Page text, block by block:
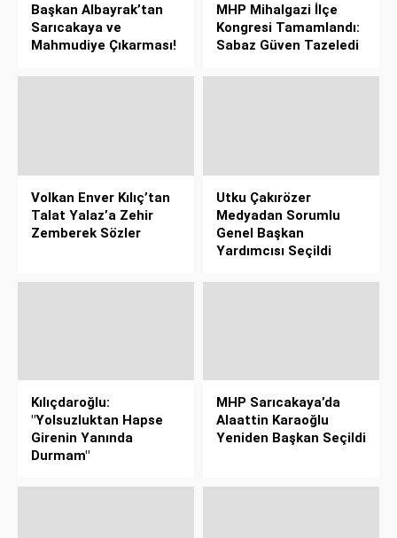
Başkan Albayrak’tan
Sarıcakaya ve
Mahmudiye Çıkarması!
MHP Mihalgazi İlçe
Kongresi Tamamlandı:
Sabaz Güven Tazeledi
Volkan Enver Kılıç’tan
Talat Yalaz’a Zehir
Zemberek Sözler
Utku Çakırözer
Medyadan Sorumlu
Genel Başkan
Yardımcısı Seçildi
Kılıçdaroğlu:
"Yolsuzluktan Hapse
Girenin Yanında
Durmam"
MHP Sarıcakaya’da
Alaattin Karaoğlu
Yeniden Başkan Seçildi